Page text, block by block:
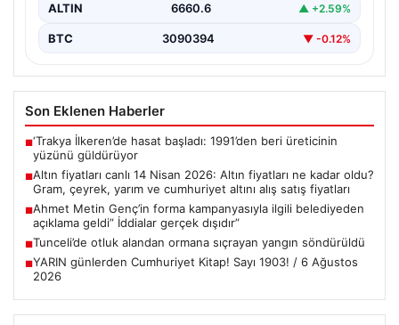
ALTIN 6660.6 ▲ +2.59%
BTC 3090394 ▼ -0.12%
Son Eklenen Haberler
■‘Trakya İlkeren’de hasat başladı: 1991’den beri üreticinin
yüzünü güldürüyor
■Altın fiyatları canlı 14 Nisan 2026: Altın fiyatları ne kadar oldu?
Gram, çeyrek, yarım ve cumhuriyet altını alış satış fiyatları
■Ahmet Metin Genç’in forma kampanyasıyla ilgili belediyeden
açıklama geldi” İddialar gerçek dışıdır”
■Tunceli’de otluk alandan ormana sıçrayan yangın söndürüldü
■YARIN günlerden Cumhuriyet Kitap! Sayı 1903! / 6 Ağustos
2026